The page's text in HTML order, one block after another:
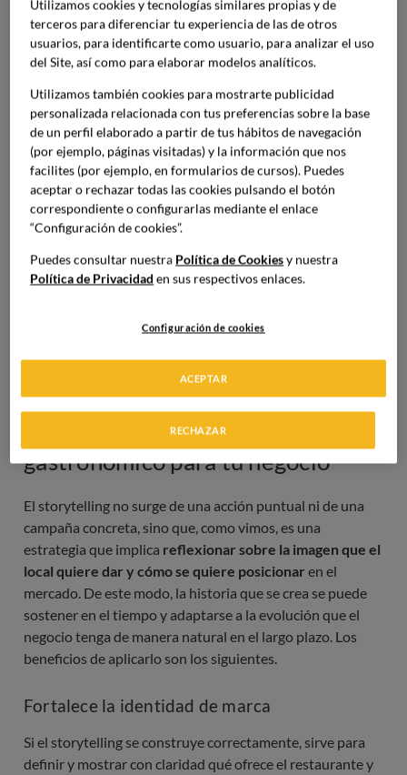
una manera de integrarlos y transmitirlos al cliente a
través de los diferentes puntos de contacto.
Dentro de esta narrativa, se encuentra la cocina, el
espacio, el servicio que se ofrece, el propio menú y el estilo
de comunicación de la empresa. Aunque se trate de
elementos funcionales, pueden llevar un mensaje. Por
ejemplo, un ingrediente que es local, una técnica heredada
de las generaciones anteriores o una característica de la
estética que se convierte en una seña de identidad.
Pero el objetivo no es explicar todo, sinosugerir, aportar
un contexto y ofrecerle al cliente una experiencia que
storytelling en un restaurante sirve para que aquel pueda
diferente y por qué debería volver.
Beneficios del storytelling
gastronómico para tu negocio
El storytelling no surge de una acción puntual ni de una
campaña concreta, sino que, como vimos, es una
estrategia que implica reflexionar sobre la imagen que el
local quiere dar y cómo se quiere posicionar en el
mercado. De este modo, la historia que se crea se puede
sostener en el tiempo y adaptarse a la evolución que el
negocio tenga de manera natural en el largo plazo. Los
beneficios de aplicarlo son los siguientes.
Fortalece la identidad de marca
Si el storytelling se construye correctamente, sirve para
definir y mostrar con claridad qué ofrece el restaurante y
Utilizamos cookies y tecnologías similares propias y de
terceros para diferenciar tu experiencia de las de otros
usuarios, para identificarte como usuario, para analizar el uso
del Site, así como para elaborar modelos analíticos.
Utilizamos también cookies para mostrarte publicidad
personalizada relacionada con tus preferencias sobre la base
de un perfil elaborado a partir de tus hábitos de navegación
(por ejemplo, páginas visitadas) y la información que nos
facilites (por ejemplo, en formularios de cursos). Puedes
aceptar o rechazar todas las cookies pulsando el botón
correspondiente o configurarlas mediante el enlace
“Configuración de cookies”.
Puedes consultar nuestra Política de Cookiesy nuestra
Política de Privacidad en sus respectivos enlaces.
Configuración de cookies
RECHAZAR
ACEPTAR